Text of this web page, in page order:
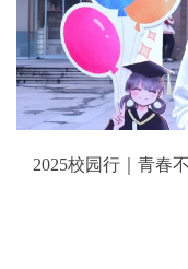
2025校园行｜青春